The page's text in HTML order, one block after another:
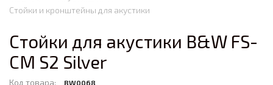
Стойки и кронштейны для акустики
Стойки для акустики B&W FS-
CM S2 Silver
Код товара: BW0068